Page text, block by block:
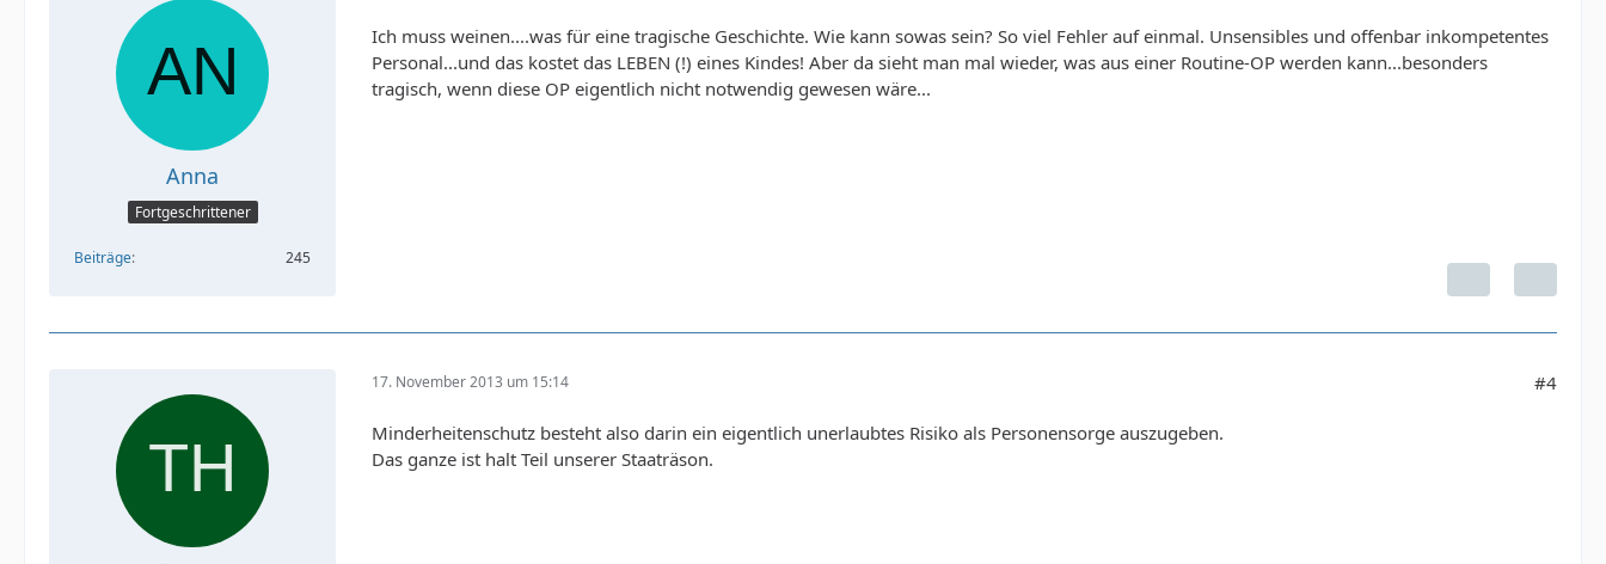
Anna
Fortgeschrittener
Beiträge 245
Ich muss weinen....was für eine tragische Geschichte. Wie kann sowas sein? So viel Fehler auf einmal. Unsensibles und offenbar inkompetentes
Personal...und das kostet das LEBEN (!) eines Kindes! Aber da sieht man mal wieder, was aus einer Routine-OP werden kann...besonders
tragisch, wenn diese OP eigentlich nicht notwendig gewesen wäre...
17. November 2013 um 15:14 #4
Minderheitenschutz besteht also darin ein eigentlich unerlaubtes Risiko als Personensorge auszugeben.
Das ganze ist halt Teil unserer Staaträson.